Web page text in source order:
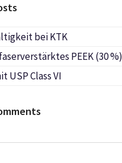
bei KTK
PEEK (30 %)
USP Class VI